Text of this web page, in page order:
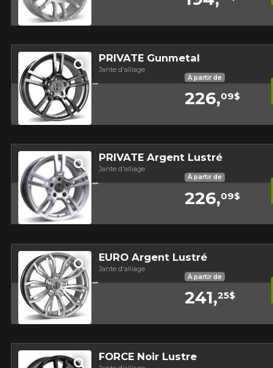
PRIVATE Gunmetal
Jante d'alliage
À partir de
226,09$
PRIVATE Argent Lustré
Jante d'alliage
À partir de
226,09$
EURO Argent Lustré
Jante d'alliage
À partir de
241,25$
FORCE Noir Lustre